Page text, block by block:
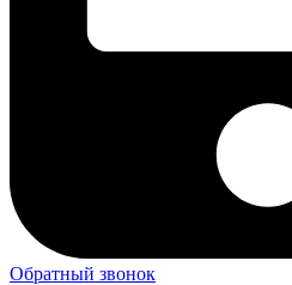
Обратный звонок